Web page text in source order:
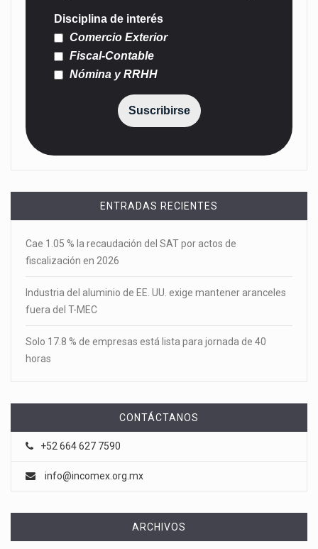
Disciplina de interés
Comercio Exterior
Fiscal-Contable
Nómina y RRHH
Suscribirse
ENTRADAS RECIENTES
Cae 1.05 % la recaudación del SAT por actos de
fiscalización en 2026
Industria del aluminio de EE. UU. exige mantener aranceles
fuera del T-MEC
Solo 17.8 % de empresas está lista para jornada de 40
horas
CONTÁCTANOS
+52 664 627 7590
info@incomex.org.mx
ARCHIVOS